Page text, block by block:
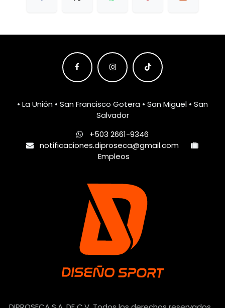
• La Unión • San Francisco Gotera • San Miguel • San
Salvador
+503 2661-9346
notificaciones.diproseca@gmail.com
Empleos